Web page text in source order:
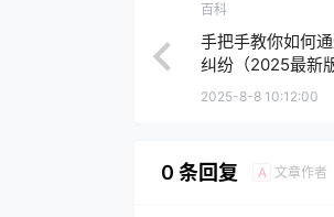
百科
手把手教你如何
纠纷（2025最新版
2025-8-8 10:12:00
0 条回复 A 文章作者